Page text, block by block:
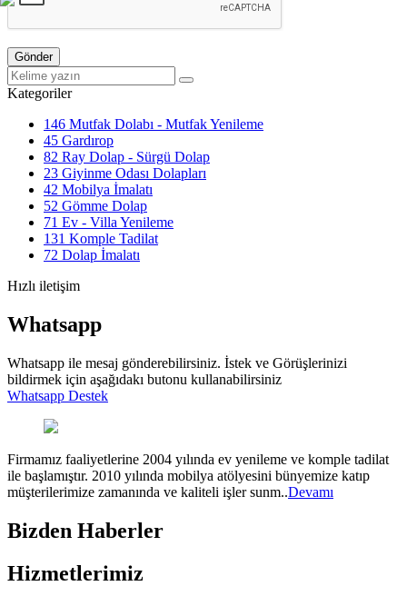
Gönder
Kategoriler
146 Mutfak Dolabı - Mutfak Yenileme
45 Gardırop
82 Ray Dolap - Sürgü Dolap
23 Giyinme Odası Dolapları
42 Mobilya İmalatı
52 Gömme Dolap
71 Ev - Villa Yenileme
131 Komple Tadilat
72 Dolap İmalatı
Hızlı iletişim
Whatsapp
Whatsapp ile mesaj gönderebilirsiniz. İstek ve Görüşlerinizi
bildirmek için aşağıdakı butonu kullanabilirsiniz
Whatsapp Destek
Firmamız faaliyetlerine 2004 yılında ev yenileme ve komple tadilat
ile başlamıştır. 2010 yılında mobilya atölyesini bünyemize katıp
müşterilerimize zamanında ve kaliteli işler sunm..Devamı
Bizden Haberler
Hizmetlerimiz